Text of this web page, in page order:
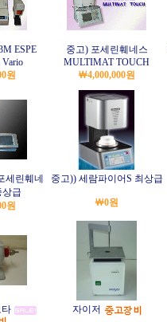
ESPE
원
중고) 포세린훼네스
MULTIMAT TOUCH
￦4,000,000원
세린훼네
상급
원
중고)) 세람파이어S 최상급
￦0원
타 자이저